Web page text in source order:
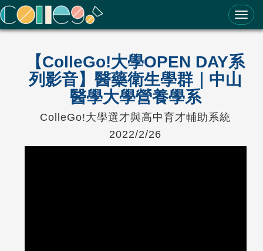
ColleGo! 大學選才與高中育才輔助系統
【ColleGo!大學OPEN DAY系
列影音】醫藥衛生學群｜中山
醫學大學營養學系
ColleGo!大學選才與高中育才輔助系統
2022/2/26